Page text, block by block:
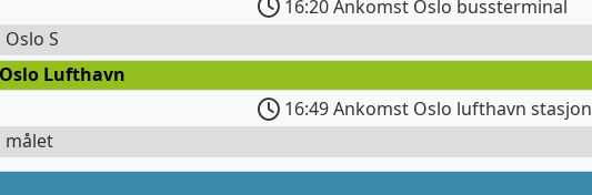
16:20 Ankomst Oslo bussterminal
S
Lufthavn
16:49 Ankomst Oslo lufthavn stasjon